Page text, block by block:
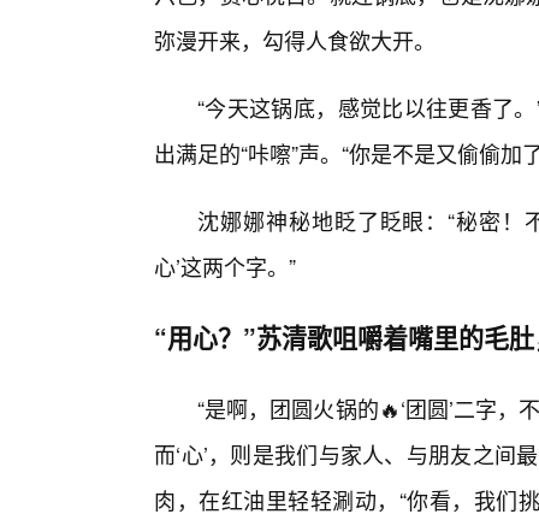
弥漫开来，勾得人食欲大开。
“今天这锅底，感觉比以往更香了
出满足的“咔嚓”声。“你是不是又偷偷加
沈娜娜神秘地眨了眨眼：“秘密！
心’这两个字。”
“用心？”苏清歌咀嚼着嘴里的毛
“是啊，团圆火锅的🔥‘团圆’二字，
而‘心’，则是我们与家人、与朋友之间
肉，在红油里轻轻涮动，“你看，我们